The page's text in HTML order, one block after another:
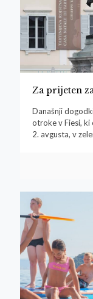
Za prijeten
Današnji
otroke v Fiesi, ki
2. avgusta, v